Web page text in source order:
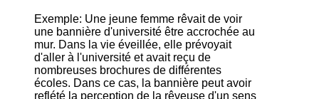
Exemple: Une jeune femme rêvait de voir
une bannière d'université être accrochée au
mur. Dans la vie éveillée, elle prévoyait
d'aller à l'université et avait reçu de
nombreuses brochures de différentes
écoles. Dans ce cas, la bannière peut avoir
reflété la perception de la rêveuse d'un sens